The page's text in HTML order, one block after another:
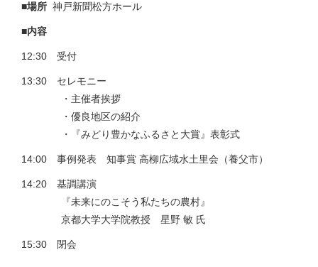
■場所 神戸新聞松方ホール
■内容
12:30 受付
13:30 セレモニー
・主催者挨拶
・優良地区の紹介
・『みどり豊かなふるさと大賞』表彰式
14:00 事例発表 知事賞 高柳広域水土里会（養父市）
14:20 基調講演
『未来にのこそう私たちの農村』
京都大学大学院教授 星野 敏 氏
15:30 閉会